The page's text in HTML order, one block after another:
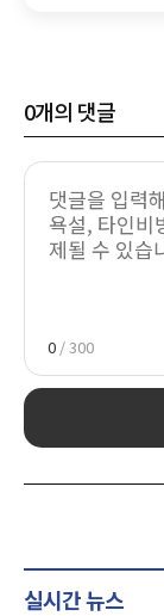
0개의 댓글
0 / 300
실시간 뉴스